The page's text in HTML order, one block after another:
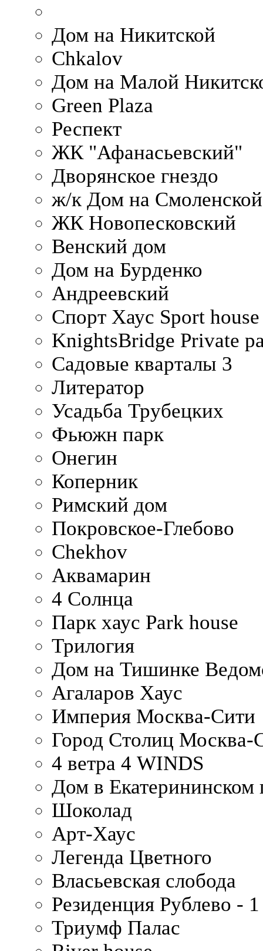
Дом на Никитской
Chkalov
Дом на Малой
Green Plaza
Респект
ЖК "Афанасьевский"
Дворянское гнездо
ж/к Дом на
ЖК Новопесковский
Венский дом
Дом на Бурденко
Андреевский
Спорт Хаус Sport house
KnightsBridge Private
Садовые кварталы 3
Литератор
Усадьба Трубецких
Фьюжн парк
Онегин
Коперник
Римский дом
Покровское-Глебово
Chekhov
Аквамарин
4 Солнца
Парк хаус Park house
Трилогия
Дом на Тишинке
Агаларов Хаус
Империя Москва-Сити
Город Столиц Москва-
4 ветра 4 WINDS
Дом в Екатерининском
Шоколад
Арт-Хаус
Легенда Цветного
Власьевская слобода
Резиденция Рублево - 1
Триумф Палас